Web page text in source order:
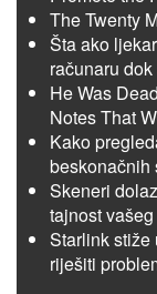
The Twenty
Šta ako
računaru
He Was
Notes That
Kako
beskonačnih
Skeneri
tajnost
Starlink stiže
riješiti